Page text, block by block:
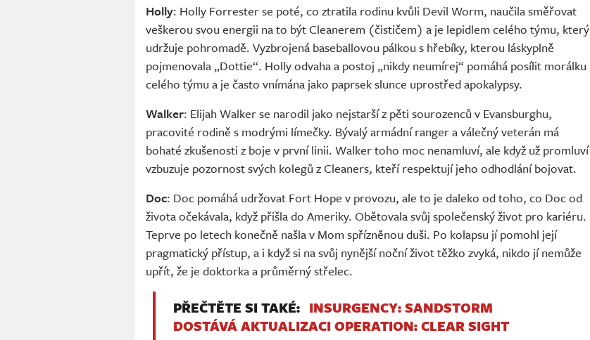
Holly: Holly Forrester se poté, co ztratila rodinu kvůli Devil Worm, naučila směřovat
veškerou svou energii na to být Cleanerem (čističem) a je lepidlem celého týmu, který
udržuje pohromadě. Vyzbrojená baseballovou pálkou s hřebíky, kterou láskyplně
pojmenovala „Dottie“. Holly odvaha a postoj „nikdy neumírej“ pomáhá posílit morálku
celého týmu a je často vnímána jako paprsek slunce uprostřed apokalypsy.
Walker: Elijah Walker se narodil jako nejstarší z pěti sourozenců v Evansburghu,
pracovité rodině s modrými límečky. Bývalý armádní ranger a válečný veterán má
bohaté zkušenosti z boje v první linii. Walker toho moc nenamluví, ale když už promluví
vzbuzuje pozornost svých kolegů z Cleaners, kteří respektují jeho odhodlání bojovat.
Doc: Doc pomáhá udržovat Fort Hope v provozu, ale to je daleko od toho, co Doc od
života očekávala, když přišla do Ameriky. Obětovala svůj společenský život pro kariéru.
Teprve po letech konečně našla v Mom spřízněnou duši. Po kolapsu jí pomohl její
pragmatický přístup, a i když si na svůj nynější noční život těžko zvyká, nikdo jí nemůže
upřít, že je doktorka a průměrný střelec.
PŘEČTĚTE SI TAKÉ: INSURGENCY: SANDSTORM
DOSTÁVÁ AKTUALIZACI OPERATION: CLEAR SIGHT